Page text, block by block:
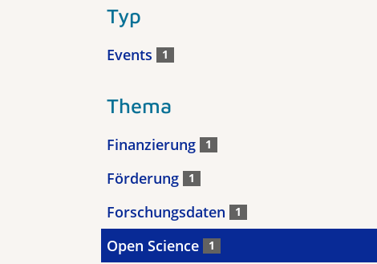
Typ
Events 1
Thema
Finanzierung 1
Förderung 1
Forschungsdaten 1
Open Science 1